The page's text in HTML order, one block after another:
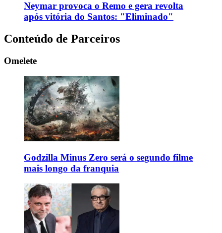
Neymar provoca o Remo e gera revolta
após vitória do Santos: "Eliminado"
Conteúdo de Parceiros
Omelete
Godzilla Minus Zero será o segundo filme
mais longo da franquia